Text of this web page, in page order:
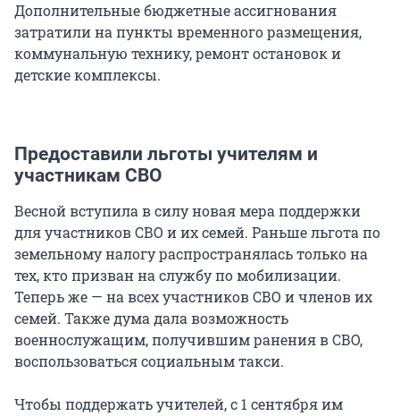
Дополнительные бюджетные ассигнования
затратили на пункты временного размещения,
коммунальную технику, ремонт остановок и
детские комплексы.
Предоставили льготы учителям и
участникам СВО
Весной вступила в силу новая мера поддержки
для участников СВО и их семей. Раньше льгота по
земельному налогу распространялась только на
тех, кто призван на службу по мобилизации.
Теперь же — на всех участников СВО и членов их
семей. Также дума дала возможность
военнослужащим, получившим ранения в СВО,
воспользоваться социальным такси.
Чтобы поддержать учителей, с 1 сентября им